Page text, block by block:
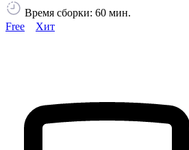
Время сборки: 60 мин.
Free
Хит